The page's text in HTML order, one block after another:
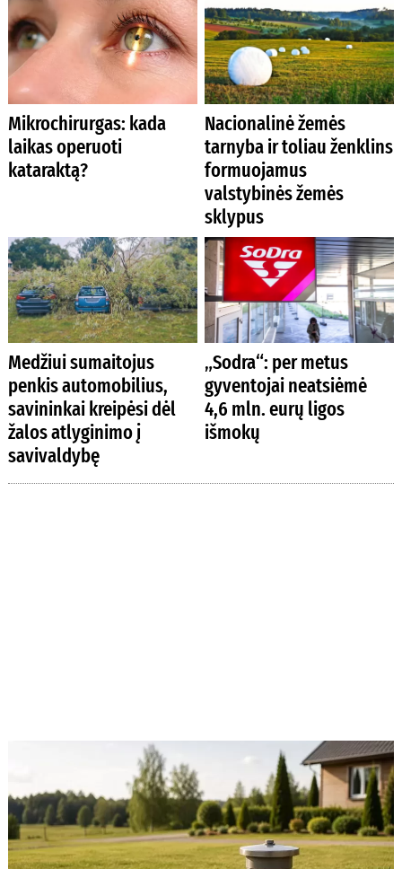
Mikrochirurgas: kada
laikas operuoti
kataraktą?
Nacionalinė žemės
tarnyba ir toliau ženklins
formuojamus
valstybinės žemės
sklypus
Medžiui sumaitojus
penkis automobilius,
savininkai kreipėsi dėl
žalos atlyginimo į
savivaldybę
„Sodra“: per metus
gyventojai neatsiėmė
4,6 mln. eurų ligos
išmokų